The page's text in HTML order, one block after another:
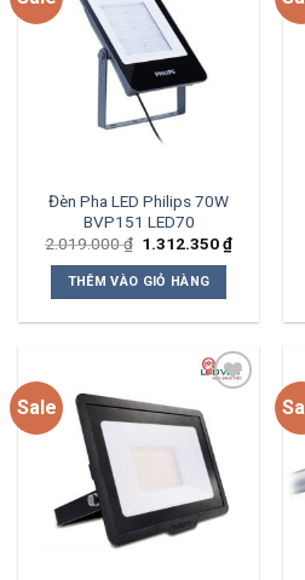
wishlist
Đèn Pha LED Philips 70W
BVP151 LED70
2.019.000₫ Giá
là:
2.019.000 ₫.
1.312.350₫Giá
THÊM VÀO GIỎ HÀNG
Sale
Add to
wishlist